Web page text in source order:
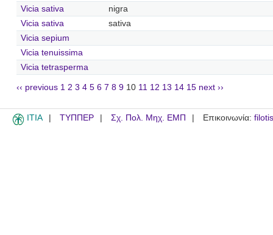
Vicia sativa
nigra
Vicia sativa
sativa
Vicia sepium
Vicia tenuissima
Vicia tetrasperma
‹‹ previous 1 2 3 4 5 6 7 8 9 10 11 12 13 14 15 next ››
ITIA ΤΥΠΠΕΡ Σχ. Πολ. Μηχ. ΕΜΠ Επικοινωνία: